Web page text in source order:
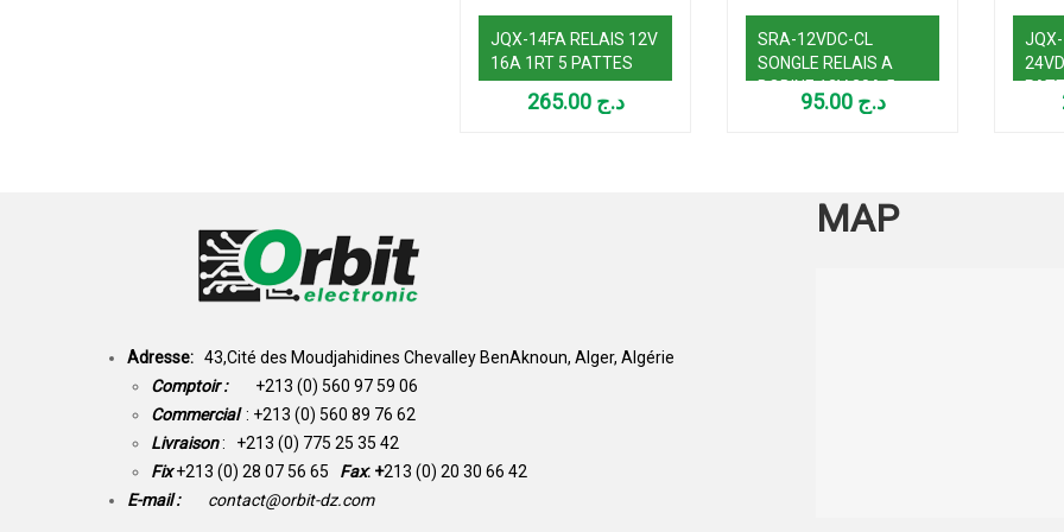
JQX-14FA RELAIS 12V
16A 1RT 5 PATTES
د.ج 265.00
SRA-12VDC-CL
SONGLE RELAIS A
BOBINE 12V 20A 5
PATTES
د.ج 95.00
JQX-
Adresse: 43,Cité des Moudjahidines Chevalley BenAknoun, Alger, Algérie
Comptoir : +213 (0) 560 97 59 06
Commercial : +213 (0) 560 89 76 62
Livraison: +213 (0) 775 25 35 42
Fix +213 (0) 28 07 56 65 Fax: +213 (0) 20 30 66 42
E-mail :
contact@orbit-dz.com
MAP